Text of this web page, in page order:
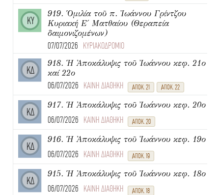
ΚΥ
919. Ὁμιλία τοῦ π. Ἰωάννου Γρίντζου
Κυριακή Ε΄ Ματθαίου (Θεραπεία
δαιμονιζομένων)
07/07/2026 ΚΥΡΙΑΚΟΔΡΟΜΙΟ
ΚΔ
918. Ἡ Ἀποκάλυψις τοῦ Ἰωάννου κεφ. 21ο
καί 22ο
06/07/2026 ΚΑΙΝΗ ΔΙΑΘΗΚΗ ΑΠΟΚ. 21 ΑΠΟΚ. 22
ΚΔ
917. Ἡ Ἀποκάλυψις τοῦ Ἰωάννου κεφ. 20ο
06/07/2026 ΚΑΙΝΗ ΔΙΑΘΗΚΗ ΑΠΟΚ. 20
ΚΔ
916. Ἡ Ἀποκάλυψις τοῦ Ἰωάννου κεφ. 19ο
06/07/2026 ΚΑΙΝΗ ΔΙΑΘΗΚΗ ΑΠΟΚ. 19
ΚΔ
915. Ἡ Ἀποκάλυψις τοῦ Ἰωάννου κεφ. 18ο
06/07/2026 ΚΑΙΝΗ ΔΙΑΘΗΚΗ ΑΠΟΚ. 18